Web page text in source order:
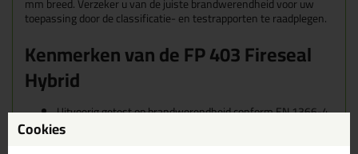
mm breed. Verzeker u van de juiste brandwerendheid voor uw
toepassing door de classificatie- en testrapporten te raadplegen.
Kenmerken van de FP 403 Fireseal
Hybrid
Uitvoerig getest op brandwerendheid conform EN 1366-4
Brandweerstand tot 4 uur in lineaire (bewegings)voegen
Kan worden toegepast in voegen tot 40 mm breed
Cookies